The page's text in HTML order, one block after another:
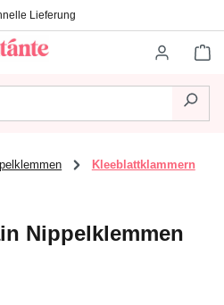
Lieferung
Kleeblattklammern
Nippelklemmen